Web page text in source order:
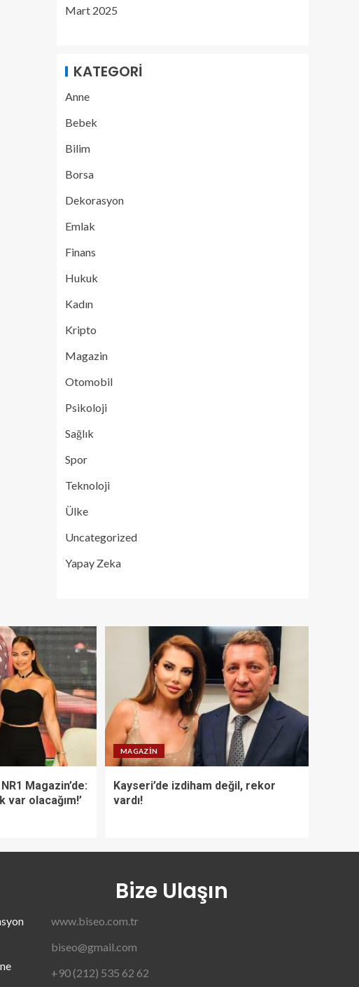
Mart 2025
KATEGORI
Anne
Bebek
Bilim
Borsa
Dekorasyon
Emlak
Finans
Hukuk
Kadın
Kripto
Magazin
Otomobil
Psikoloji
Sağlık
Spor
Teknoloji
Ülke
Uncategorized
Yapay Zeka
Magazin’de:
var olacağım!’
MAGAZIN
Kayseri’de izdiham değil, rekor
vardı!
Bize Ulaşın
www.biseo.com.tr
biseo@gmail.com
+90 (212) 535 62 62